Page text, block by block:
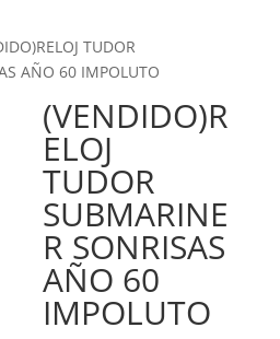
TUDOR
AÑO 60 IMPOLUTO
(VENDIDO)R
ELOJ
TUDOR
SUBMARINE
R SONRISAS
AÑO 60
IMPOLUTO